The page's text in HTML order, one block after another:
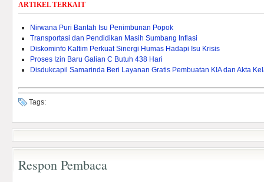
ARTIKEL TERKAIT
Nirwana Puri Bantah Isu Penimbunan Popok
Transportasi dan Pendidikan Masih Sumbang Inflasi
Diskominfo Kaltim Perkuat Sinergi Humas Hadapi Isu Krisis
Proses Izin Baru Galian C Butuh 438 Hari
Disdukcapil Samarinda Beri Layanan Gratis Pembuatan KIA dan Akta
Tags:
Respon Pembaca